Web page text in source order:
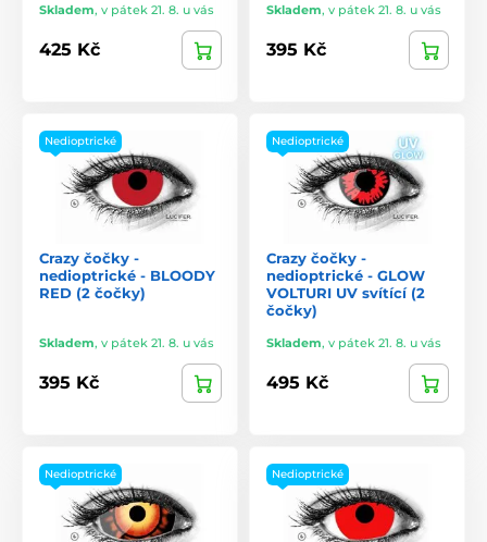
Skladem, v pátek 21. 8. u vás
425 Kč
Skladem, v pátek 21. 8. u vás
395 Kč
Nedioptrické
Crazy čočky -
nedioptrické - BLOODY
RED (2 čočky)
Skladem, v pátek 21. 8. u vás
395 Kč
Nedioptrické
Crazy čočky -
nedioptrické - GLOW
VOLTURI UV svítící (2
čočky)
Skladem, v pátek 21. 8. u vás
495 Kč
Nedioptrické Nedioptrické